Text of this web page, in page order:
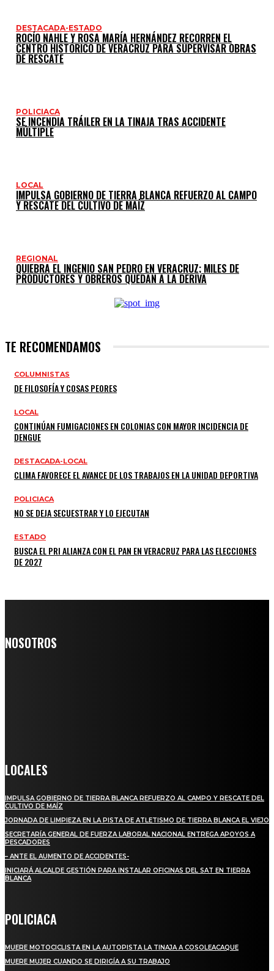
DESTACADA-ESTADO
ROCÍO NAHLE Y ROSA MARÍA HERNÁNDEZ RECORREN EL
CENTRO HISTÓRICO DE VERACRUZ PARA SUPERVISAR OBRAS
DE RESCATE
POLICIACA
SE INCENDIA TRÁILER EN LA TINAJA TRAS ACCIDENTE
MÚLTIPLE
LOCAL
IMPULSA GOBIERNO DE TIERRA BLANCA REFUERZO AL CAMPO
Y RESCATE DEL CULTIVO DE MAÍZ
REGIONAL
QUIEBRA EL INGENIO SAN PEDRO EN VERACRUZ; MILES DE
PRODUCTORES Y OBREROS QUEDAN A LA DERIVA
TE RECOMENDAMOS
COLUMNISTAS
DE FILOSOFÍA Y COSAS PEORES
LOCAL
CONTINÚAN FUMIGACIONES EN COLONIAS CON MAYOR INCIDENCIA DE
DENGUE
DESTACADA-LOCAL
CLIMA FAVORECE EL AVANCE DE LOS TRABAJOS EN LA UNIDAD DEPORTIVA
POLICIACA
NO SE DEJA SECUESTRAR Y LO EJECUTAN
ESTADO
BUSCA EL PRI ALIANZA CON EL PAN EN VERACRUZ PARA LAS ELECCIONES
DE 2027
NOSOTROS
LOCALES
IMPULSA GOBIERNO DE TIERRA BLANCA REFUERZO AL CAMPO Y RESCATE DEL
CULTIVO DE MAÍZ
JORNADA DE LIMPIEZA EN LA PISTA DE ATLETISMO DE TIERRA BLANCA EL VIEJO
SECRETARÍA GENERAL DE FUERZA LABORAL NACIONAL ENTREGA APOYOS A
PESCADORES
– ANTE EL AUMENTO DE ACCIDENTES-
INICIARÁ ALCALDE GESTIÓN PARA INSTALAR OFICINAS DEL SAT EN TIERRA
BLANCA
POLICIACA
MUERE MOTOCICLISTA EN LA AUTOPISTA LA TINAJA A COSOLEACAQUE
MUERE MUJER CUANDO SE DIRIGÍA A SU TRABAJO